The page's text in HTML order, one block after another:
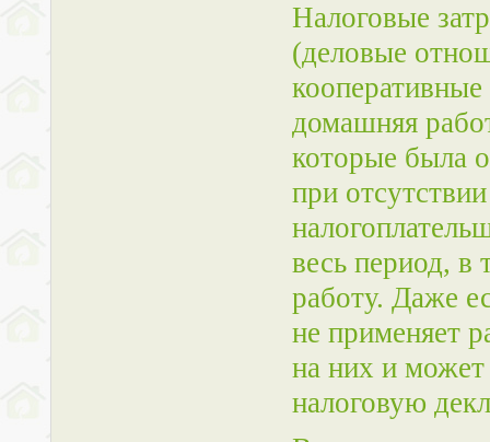
Налоговые
(деловые
домашняя
которые была
при
весь период, в
работу. Даже
не применяет
на них и может
налоговую